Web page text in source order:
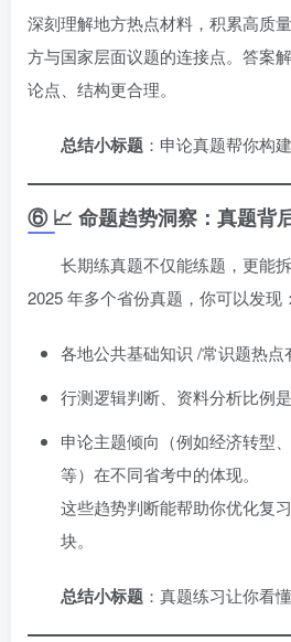
深刻理解地方热点材料，积累高质
方与国家层面议题的连接点。答案
论点、结构更合理。
总结小标题 ：申论真题帮你构
⑥ 📈 命题趋势洞察：真题背
长期练真题不仅能练题，更能
2025 年多个省份真题，你可以发现：
各地公共基础知识 /常识题热点
行测逻辑判断、资料分析比例
申论主题倾向（例如经济转型
等）在不同省考中的体现。
这些趋势判断能帮助你优化复
块。
总结小标题 ：真题练习让你看